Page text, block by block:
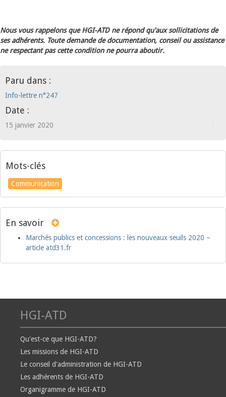
Nous vous rappelons que HGI-ATD ne répond qu'aux sollicitations de
ses adhérents. Toute demande de documentation, conseil ou assistance
ne respectant pas cette condition ne pourra aboutir.
Paru dans :
Info-lettre n°247
Date :
15 janvier 2020
Mots-clés
Communication
En savoir
Marchés publics et concessions : les nouveaux seuils 2020 –
article atd31.fr
HGI-ATD
Qu'est-ce que HGI-ATD?
Les missions de HGI-ATD
Le conseil d'administration de HGI-ATD
Les adhérents de HGI-ATD
Organigramme de HGI-ATD